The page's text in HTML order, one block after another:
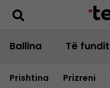
Ballina Të fundit
Prishtina Prizreni